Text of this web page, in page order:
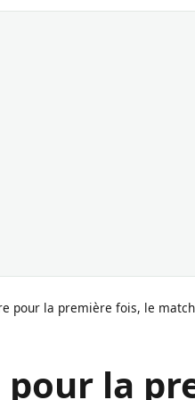
pour la première fois, le match
la